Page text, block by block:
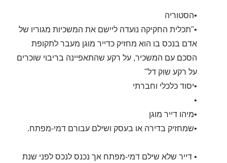
•הסטוריה
•"תכלית החקיקה נועדה ליישם את המשכיות מגוריו של
אדם בנכס בו הוא מחזיק כדייר מוגן מעבר לתקופת
הסכם עם המשכיר, על רקע שהתאפיינה בריבוי שוכרים
על רקע שוק דל"
•יסוד כלכלי וחברתי
•
•מיהו דייר מוגן
•שמחזיק בדירה או בעסק ושילם עבורם דמי-מפתח.
• דייר שלא שילם דמי-מפתח אך נכנס לנכס לפני שנת